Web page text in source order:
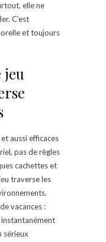
elle ne
C’est
et toujours
jeu
aussi efficaces
pas de règles
cachettes et
traverse les
vacances :
sérieux